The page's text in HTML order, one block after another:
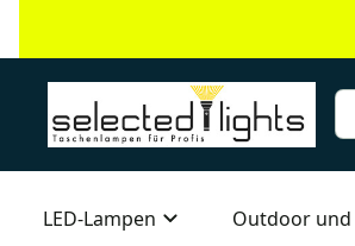
LED-Lampen Outdoor